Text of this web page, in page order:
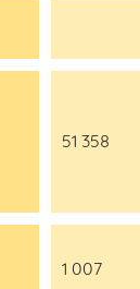
51 358
1 007